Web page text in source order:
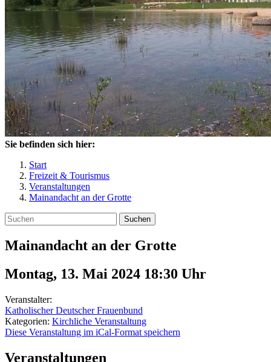
Sie befinden sich hier:
Start
Freizeit & Tourismus
Veranstaltungen
Mainandacht an der Grotte
Suchen
Mainandacht an der Grotte
Montag, 13. Mai 2024 18:30 Uhr
Veranstalter:
Katholischer Deutscher Frauenbund
Kategorien: Kirchliche Veranstaltung
Diese Veranstaltung im iCal-Format speichern
Veranstaltungen